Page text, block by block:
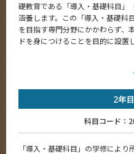
礎教育である「導入・基礎科目」
涵養します。この「導入・基礎科
を目指す専門分野にかかわらず、
ドを身につけることを目的に設置
2年目
科目コード：
「導入・基礎科目」の学修によ
超スマート社会卓越コース（
5つの特長
学びの体系
Future
入学案内
Admissions